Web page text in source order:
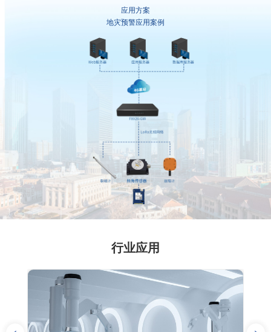
应用方案
地灾预警应用案例
行业应用
· 基于四信LoRa设备的园区电气设备监控解决方案